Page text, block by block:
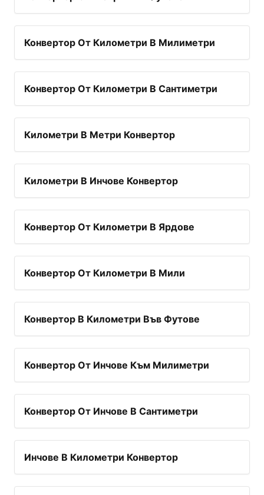
Конвертор От Километри В Милиметри
Конвертор От Километри В Сантиметри
Километри В Метри Конвертор
Километри В Инчове Конвертор
Конвертор От Километри В Ярдове
Конвертор От Километри В Мили
Конвертор В Километри Във Футове
Конвертор От Инчове Към Милиметри
Конвертор От Инчове В Сантиметри
Инчове В Километри Конвертор